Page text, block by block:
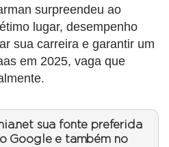
surpreendeu ao
lugar, desempenho
sua carreira e garantir um
em 2025, vaga que
sua fonte preferida
Google e também no